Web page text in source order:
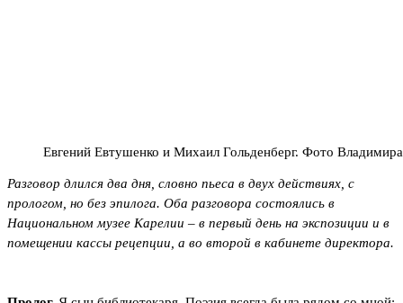
Евгений Евтушенко и Михаил Гольденберг. Фото
Разговор длился два дня, словно пьеса в двух действиях, с
прологом, но без эпилога. Оба разговора состоялись в
Национальном музее Карелии – в первый день на экспозиции и в
помещении кассы рецепции, а во второй в кабинете директора.